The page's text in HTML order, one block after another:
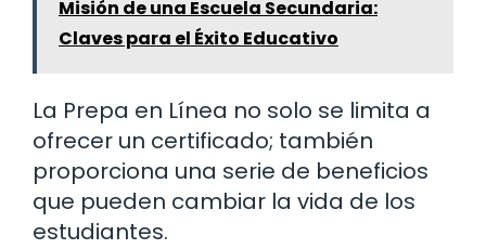
Misión de una Escuela Secundaria:
Claves para el Éxito Educativo
La Prepa en Línea no solo se limita a
ofrecer un certificado; también
proporciona una serie de beneficios
que pueden cambiar la vida de los
estudiantes.